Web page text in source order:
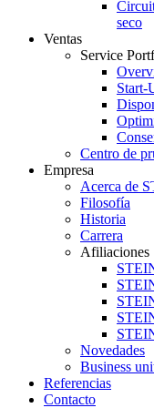
seco
Ventas
Service
Start-
Centro de
Empresa
Acerca de
Filosofía
Historia
Carrera
Afiliaciones
Novedades
Business
Referencias
Contacto